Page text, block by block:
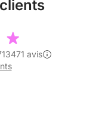
avis